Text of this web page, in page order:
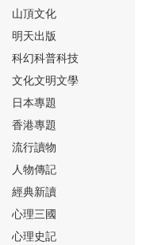
⑬
⑭
山頂文化
明天出版
科幻科普科技
文化文明文學
日本專題
香港專題
流行讀物
人物傳記
經典新讀
心理三國
心理史記